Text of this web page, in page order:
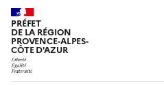
PRÉFET
DE LA RÉGION
PROVENCE-ALPES-
CÔTE D'AZUR